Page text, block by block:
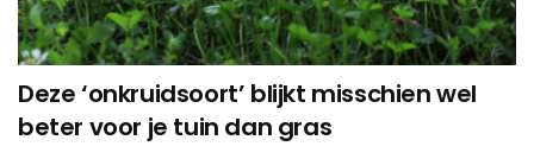
Deze ‘onkruidsoort’ blijkt misschien wel
beter voor je tuin dan gras